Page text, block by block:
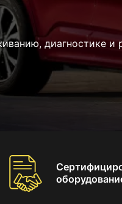
диагностике и